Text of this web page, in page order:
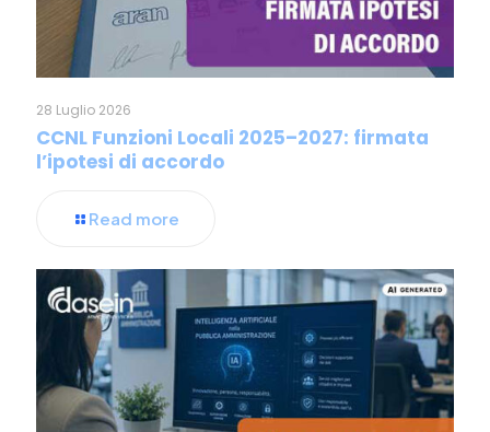
28 Luglio 2026
CCNL Funzioni Locali 2025–2027: firmata
l’ipotesi di accordo
Read more